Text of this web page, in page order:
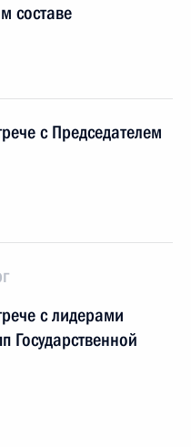
составе
с Председателем
с лидерами
Государственной